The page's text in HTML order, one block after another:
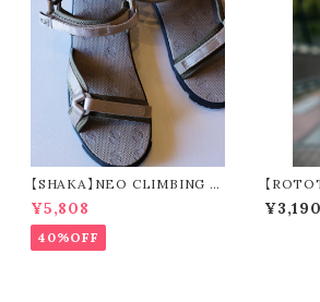
【SHAKA】NEO CLIMBING B
F (taupe / army)
¥5,808
40%OFF
【
¥3,190